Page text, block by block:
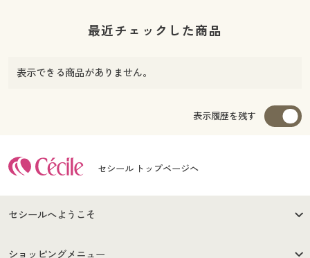
最近チェックした商品
表示できる商品がありません。
表示履歴を残す
セシール トップページへ
セシールへようこそ
はじめての方へ
ショッピングメニュー